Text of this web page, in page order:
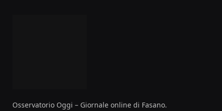
Osservatorio Oggi – Giornale online di Fasano.